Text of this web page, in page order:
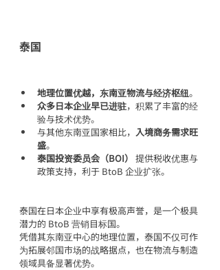
泰国
地理位置优越，东南亚物流与经济枢纽。
众多日本企业早已进驻，积累了丰富的经
验与技术优势。
与其他东南亚国家相比， 入境商务需求旺
盛。
泰国投资委员会（BOI） 提供税收优惠与
政策支持，利于 BtoB 企业扩张。
泰国在日本企业中享有极高声誉，是一个极具
潜力的 BtoB 营销目标国。
凭借其东南亚中心的地理位置，泰国不仅可作
为拓展邻国市场的战略据点，也在物流与制造
领域具备显著优势。